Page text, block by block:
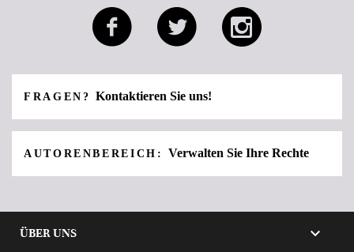
FRAGEN? Kontaktieren Sie uns!
AUTORENBEREICH: Verwalten Sie Ihre Rechte
ÜBER UNS 